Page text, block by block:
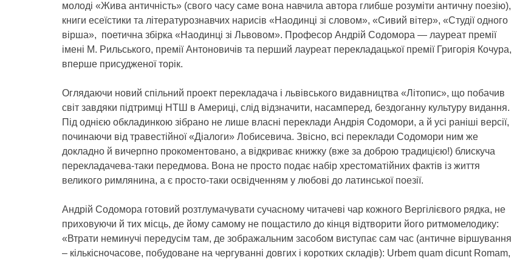
молоді «Жива античність» (свого часу саме вона навчила автора глибше розуміти античну поезію),
книги есеїстики та літературознавчих нарисів «Наодинці зі словом», «Сивий вітер», «Студії одного
вірша», поетична збірка «Наодинці зі Львовом». Професор Андрій Содомора — лауреат премії
імені М. Рильського, премії Антоновичів та перший лауреат перекладацької премії Григорія Кочура,
вперше присудженої торік.
Оглядаючи новий спільний проект перекладача і львівського видавництва «Літопис», що побачив
світ завдяки підтримці НТШ в Америці, слід відзначити, насамперед, бездоганну культуру видання.
Під однією обкладинкою зібрано не лише власні переклади Андрія Содомори, а й усі раніші версії,
починаючи від травестійної «Діалоги» Лобисевича. Звісно, всі переклади Содомори ним же
докладно й вичерпно прокоментовано, а відкриває книжку (вже за доброю традицією!) блискуча
перекладачева-таки передмова. Вона не просто подає набір хрестоматійних фактів із життя
великого римлянина, а є просто-таки освідченням у любові до латинської поезії.
Андрій Содомора готовий розтлумачувати сучасному читачеві чар кожного Вергілієвого рядка, не
приховуючи й тих місць, де йому самому не пощастило до кінця відтворити його ритмомелодику:
«Втрати неминучі передусім там, де зображальним засобом виступає сам час (античне віршування
– кількісночасове, побудоване на чергуванні довгих і коротких складів): Urbem quam dicunt Romam,